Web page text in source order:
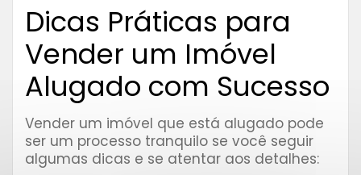
Dicas Práticas para
Vender um Imóvel
Alugado com Sucesso
Vender um imóvel que está alugado pode
ser um processo tranquilo se você seguir
algumas dicas e se atentar aos detalhes: